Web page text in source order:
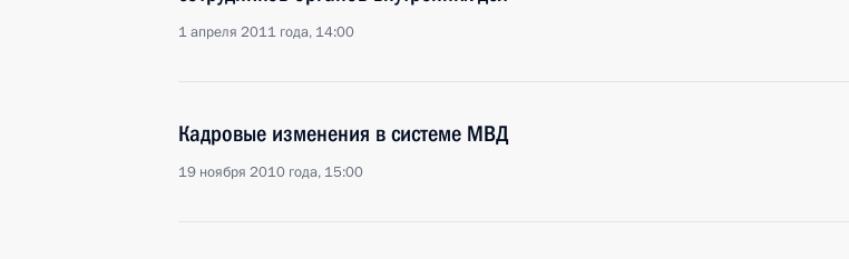
1 апреля 2011 года, 14:00
Кадровые изменения в системе МВД
19 ноября 2010 года, 15:00